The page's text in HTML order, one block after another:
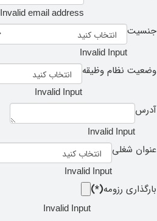
Invalid email address.
جنسیت
Invalid Input
وضعیت نظام وظیقه
Invalid Input
آدرس
Invalid Input
عنوان شغلی
Invalid Input
بارگذاری رزومه(*)
Invalid Input